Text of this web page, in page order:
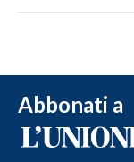
Abbonati a